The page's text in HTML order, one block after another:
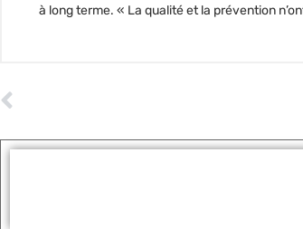
à long terme. « La qualité et la prévention